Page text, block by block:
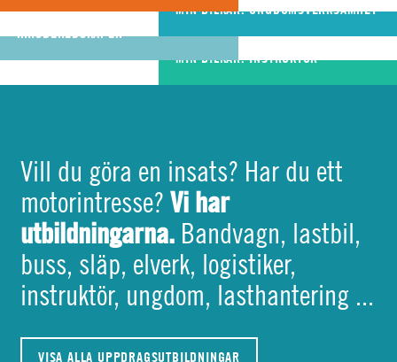
MIN BILKÅR: UNGDOMSVERKSAMHET
MIN BILKÅR: CIVILA
KRISBEREDSKAPEN
riktigt bra
bandvagnsförare
MIN BILKÅR: INSTRUKTÖR
Vill du göra en insats? Har du ett
motorintresse? Vi har
utbildningarna. Bandvagn, lastbil,
buss, släp, elverk, logistiker,
instruktör, ungdom, lasthantering ...
VISA ALLA UPPDRAGSUTBILDNINGAR